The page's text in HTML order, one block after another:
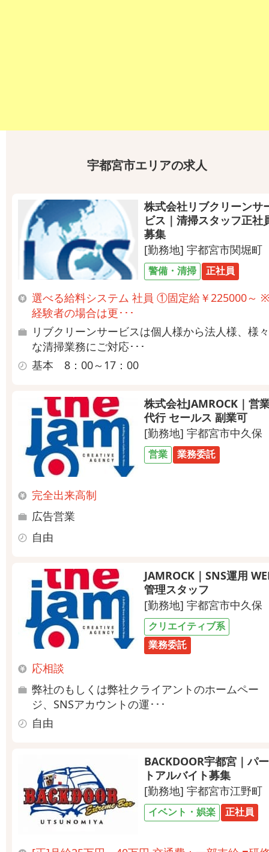
宇都宮市エリアの求人
株式会社リブクリーンサ
ビス｜清掃スタッフ正社
募集
[勤務地] 宇都宮市関堀町
警備・清掃 正社員
選べる給料システム 社員 ①固定給￥225000～ ※
経験者の場合は更･･･
リブクリーンサービスは個人様から法人様、様々
な清掃業務にご対応･･･
基本 8：00～17：00
株式会社JAMROCK｜営
代行 セールス 副業可
[勤務地] 宇都宮市中久保
営業 業務委託
完全出来高制
広告営業
自由
JAMROCK｜SNS運用
管理スタッフ
[勤務地] 宇都宮市中久保
クリエイティブ系
業務委託
応相談
弊社のもしくは弊社クライアントのホームペー
ジ、SNSアカウントの運･･･
自由
BACKDOOR宇都宮｜パー
トアルバイト募集
[勤務地] 宇都宮市江野町
イベント・娯楽 正社員